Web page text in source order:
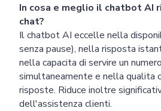
In cosa e meglio il chatbot AI
chat?
Il chatbot AI eccelle nella
senza pause), nella risposta
nella capacita di servire un
simultaneamente e nella qualita
risposte. Riduce inoltre
dell'assistenza clienti.